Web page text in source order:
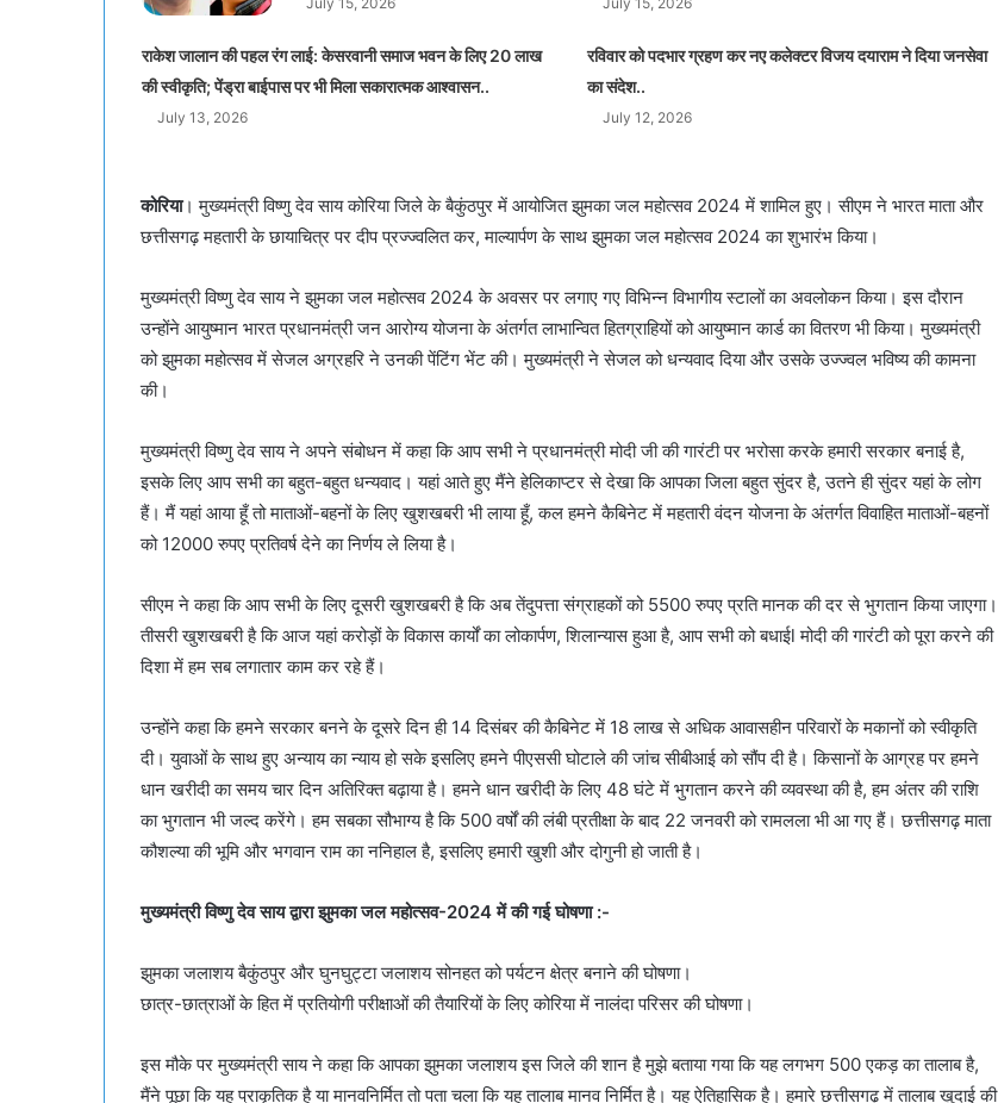
राकेश जालान की पहल रंग लाई: केसरवानी समाज भवन के लिए 20 लाख
की स्वीकृति; पेंड्रा बाईपास पर भी मिला सकारात्मक आश्वासन..
July 13, 2026
रविवार को पदभार ग्रहण कर नए कलेक्टर विजय दयाराम ने दिया जनसेवा
का संदेश..
July 12, 2026
कोरिया। मुख्यमंत्री विष्णु देव साय कोरिया जिले के बैकुंठपुर में आयोजित झुमका जल महोत्सव 2024 में शामिल हुए। सीएम ने भारत माता और
छत्तीसगढ़ महतारी के छायाचित्र पर दीप प्रज्ज्वलित कर, माल्यार्पण के साथ झुमका जल महोत्सव 2024 का शुभारंभ किया।
मुख्यमंत्री विष्णु देव साय ने झुमका जल महोत्सव 2024 के अवसर पर लगाए गए विभिन्न विभागीय स्टालों का अवलोकन किया। इस दौरान
उन्होंने आयुष्मान भारत प्रधानमंत्री जन आरोग्य योजना के अंतर्गत लाभान्वित हितग्राहियों को आयुष्मान कार्ड का वितरण भी किया। मुख्यमंत्री
को झुमका महोत्सव में सेजल अग्रहरि ने उनकी पेंटिंग भेंट की। मुख्यमंत्री ने सेजल को धन्यवाद दिया और उसके उज्ज्वल भविष्य की कामना
की।
मुख्यमंत्री विष्णु देव साय ने अपने संबोधन में कहा कि आप सभी ने प्रधानमंत्री मोदी जी की गारंटी पर भरोसा करके हमारी सरकार बनाई है,
इसके लिए आप सभी का बहुत-बहुत धन्यवाद। यहां आते हुए मैंने हेलिकाप्टर से देखा कि आपका जिला बहुत सुंदर है, उतने ही सुंदर यहां के लोग
हैं। मैं यहां आया हूँ तो माताओं-बहनों के लिए खुशखबरी भी लाया हूँ, कल हमने कैबिनेट में महतारी वंदन योजना के अंतर्गत विवाहित माताओं-बहनों
को 12000 रुपए प्रतिवर्ष देने का निर्णय ले लिया है।
सीएम ने कहा कि आप सभी के लिए दूसरी खुशखबरी है कि अब तेंदुपत्ता संग्राहकों को 5500 रुपए प्रति मानक की दर से भुगतान किया जाएगा।
तीसरी खुशखबरी है कि आज यहां करोड़ों के विकास कार्यों का लोकार्पण, शिलान्यास हुआ है, आप सभी को बधाईl मोदी की गारंटी को पूरा करने की
दिशा में हम सब लगातार काम कर रहे हैं।
उन्होंने कहा कि हमने सरकार बनने के दूसरे दिन ही 14 दिसंबर की कैबिनेट में 18 लाख से अधिक आवासहीन परिवारों के मकानों को स्वीकृति
दी। युवाओं के साथ हुए अन्याय का न्याय हो सके इसलिए हमने पीएससी घोटाले की जांच सीबीआई को सौंप दी है। किसानों के आग्रह पर हमने
धान खरीदी का समय चार दिन अतिरिक्त बढ़ाया है। हमने धान खरीदी के लिए 48 घंटे में भुगतान करने की व्यवस्था की है, हम अंतर की राशि
का भुगतान भी जल्द करेंगे। हम सबका सौभाग्य है कि 500 वर्षों की लंबी प्रतीक्षा के बाद 22 जनवरी को रामलला भी आ गए हैं। छत्तीसगढ़ माता
कौशल्या की भूमि और भगवान राम का ननिहाल है, इसलिए हमारी खुशी और दोगुनी हो जाती है।
मुख्यमंत्री विष्णु देव साय द्वारा झुमका जल महोत्सव-2024 में की गई घोषणा :-
झुमका जलाशय बैकुंठपुर और घुनघुट्टा जलाशय सोनहत को पर्यटन क्षेत्र बनाने की घोषणा।
छात्र-छात्राओं के हित में प्रतियोगी परीक्षाओं की तैयारियों के लिए कोरिया में नालंदा परिसर की घोषणा।
इस मौके पर मुख्यमंत्री साय ने कहा कि आपका झुमका जलाशय इस जिले की शान है मुझे बताया गया कि यह लगभग 500 एकड़ का तालाब है,
मैंने पूछा कि यह प्राकृतिक है या मानवनिर्मित तो पता चला कि यह तालाब मानव निर्मित है। यह ऐतिहासिक है। हमारे छत्तीसगढ़ में तालाब खुदाई की